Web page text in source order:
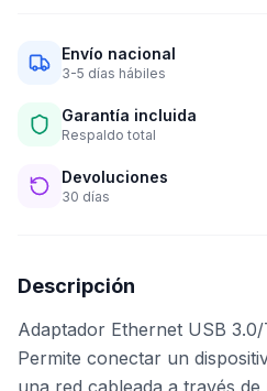
Envío nacional
3-5 días hábiles
Garantía incluida
Respaldo total
Devoluciones
30 días
Descripción
Adaptador Ethernet USB 3.0/
Permite conectar un
una red cableada a través